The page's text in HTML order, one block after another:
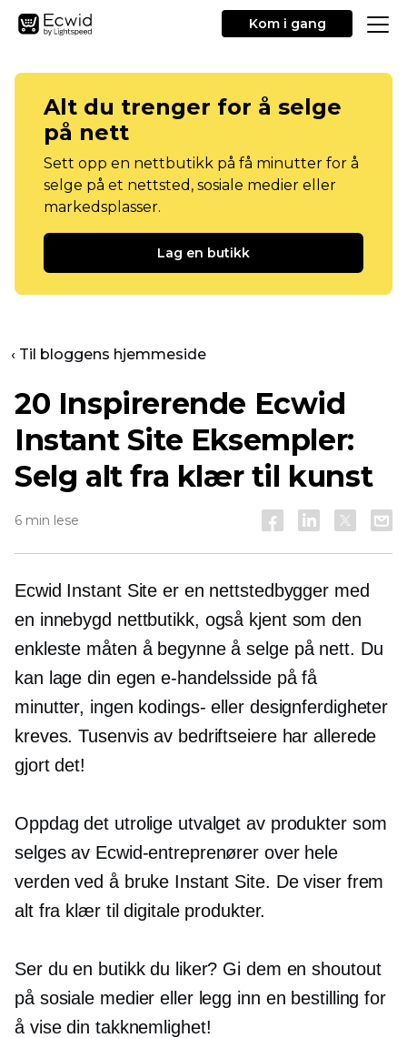
Kom i gang
Alt du trenger for å selge
på nett
Sett opp en nettbutikk på få minutter for å
selge på et nettsted, sosiale medier eller
markedsplasser.
Lag en butikk
‹ Til bloggens hjemmeside
20 Inspirerende Ecwid
Instant Site Eksempler:
Selg alt fra klær til kunst
6 min lese
Ecwid Instant Site er en nettstedbygger med
en innebygd nettbutikk, også kjent som den
enkleste måten å begynne å selge på nett. Du
kan lage din egen e-handelsside på få
minutter, ingen kodings- eller designferdigheter
kreves. Tusenvis av bedriftseiere har allerede
gjort det!
Oppdag det utrolige utvalget av produkter som
selges av Ecwid-entreprenører over hele
verden ved å bruke Instant Site. De viser frem
alt fra klær til digitale produkter.
Ser du en butikk du liker? Gi dem en shoutout
på sosiale medier eller legg inn en bestilling for
å vise din takknemlighet!